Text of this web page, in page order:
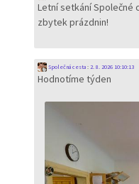
Letní setkání Společné
zbytek prázdnin!
Společná cesta: 2. 8. 2026 10:10:13
Hodnotíme týden